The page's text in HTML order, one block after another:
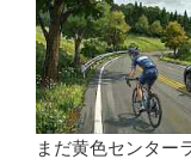
まだ黄色センター